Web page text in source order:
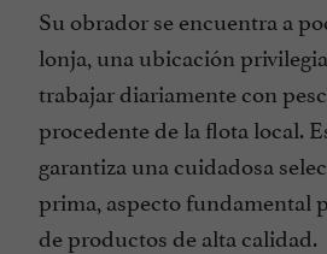
Su obrador se encuentra a
lonja, una ubicación
trabajar diariamente con
procedente de la flota local.
garantiza una cuidadosa
prima, aspecto fundamental
de productos de alta calidad.